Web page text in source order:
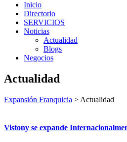
Inicio
Directorio
SERVICIOS
Noticias
Actualidad
Blogs
Negocios
Actualidad
Expansión Franquicia > Actualidad
Vistony se expande